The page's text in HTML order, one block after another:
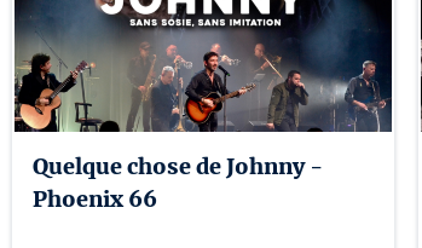
Quelque chose de Johnny -
Phoenix 66